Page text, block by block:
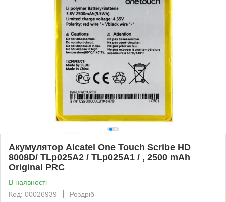
Акумулятор Alcatel One Touch Scribe HD
8008D/ TLp025A2 / TLp025A1 / , 2500 mAh
Original PRC
В наявності
Код: 00026939
Роздріб